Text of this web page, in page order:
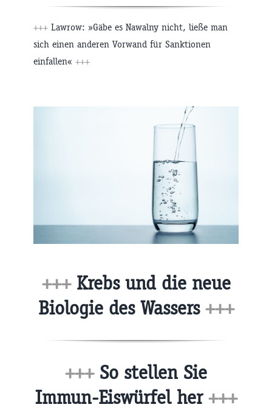
+++ Lawrow: »Gäbe es Nawalny nicht, ließe man
sich einen anderen Vorwand für Sanktionen
einfallen« +++
+++Krebs und die neue
Biologie des Wassers +++
+++So stellen Sie
Immun-Eiswürfel her+++